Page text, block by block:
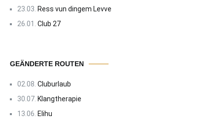
23.03. Ress vun dingem Levve
26.01. Club 27
GEÄNDERTE ROUTEN
02.08. Cluburlaub
30.07. Klangtherapie
13.06. Elihu